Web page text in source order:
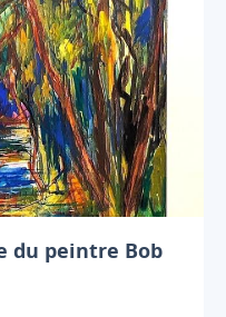
du peintre Bob